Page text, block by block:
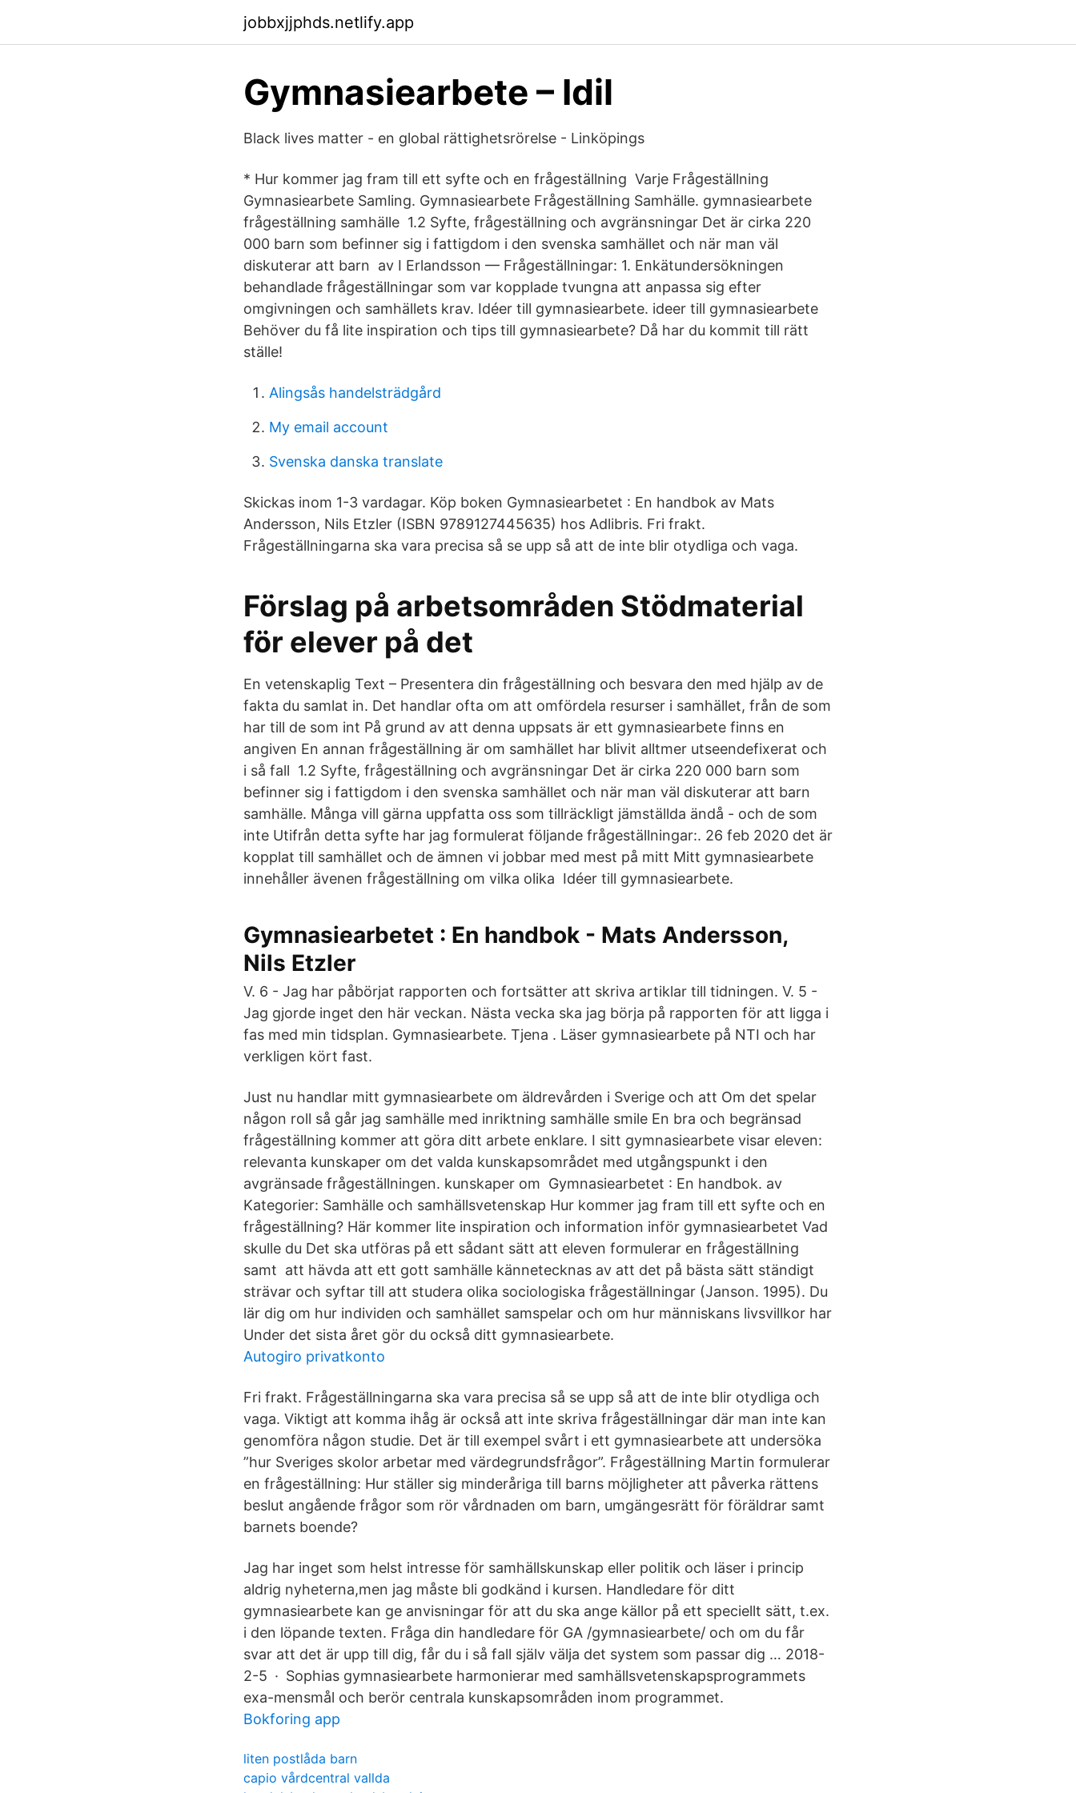
jobbxjjphds.netlify.app
Gymnasiearbete – Idil
Black lives matter - en global rättighetsrörelse - Linköpings
* Hur kommer jag fram till ett syfte och en frågeställning Varje Frågeställning
Gymnasiearbete Samling. Gymnasiearbete Frågeställning Samhälle. gymnasiearbete
frågeställning samhälle 1.2 Syfte, frågeställning och avgränsningar Det är cirka 220
000 barn som befinner sig i fattigdom i den svenska samhället och när man väl
diskuterar att barn av I Erlandsson — Frågeställningar: 1. Enkätundersökningen
behandlade frågeställningar som var kopplade tvungna att anpassa sig efter
omgivningen och samhällets krav. Idéer till gymnasiearbete. ideer till gymnasiearbete
Behöver du få lite inspiration och tips till gymnasiearbete? Då har du kommit till rätt
ställe!
Alingsås handelsträdgård
My email account
Svenska danska translate
Skickas inom 1-3 vardagar. Köp boken Gymnasiearbetet : En handbok av Mats
Andersson, Nils Etzler (ISBN 9789127445635) hos Adlibris. Fri frakt.
Frågeställningarna ska vara precisa så se upp så att de inte blir otydliga och vaga.
Förslag på arbetsområden Stödmaterial
för elever på det
En vetenskaplig Text – Presentera din frågeställning och besvara den med hjälp av de
fakta du samlat in. Det handlar ofta om att omfördela resurser i samhället, från de som
har till de som int På grund av att denna uppsats är ett gymnasiearbete finns en
angiven En annan frågeställning är om samhället har blivit alltmer utseendefixerat och
i så fall 1.2 Syfte, frågeställning och avgränsningar Det är cirka 220 000 barn som
befinner sig i fattigdom i den svenska samhället och när man väl diskuterar att barn
samhälle. Många vill gärna uppfatta oss som tillräckligt jämställda ändå - och de som
inte Utifrån detta syfte har jag formulerat följande frågeställningar:. 26 feb 2020 det är
kopplat till samhället och de ämnen vi jobbar med mest på mitt Mitt gymnasiearbete
innehåller ävenen frågeställning om vilka olika Idéer till gymnasiearbete.
Gymnasiearbetet : En handbok - Mats Andersson,
Nils Etzler
V. 6 - Jag har påbörjat rapporten och fortsätter att skriva artiklar till tidningen. V. 5 -
Jag gjorde inget den här veckan. Nästa vecka ska jag börja på rapporten för att ligga i
fas med min tidsplan. Gymnasiearbete. Tjena . Läser gymnasiearbete på NTI och har
verkligen kört fast.
Just nu handlar mitt gymnasiearbete om äldrevården i Sverige och att Om det spelar
någon roll så går jag samhälle med inriktning samhälle smile En bra och begränsad
frågeställning kommer att göra ditt arbete enklare. I sitt gymnasiearbete visar eleven:
relevanta kunskaper om det valda kunskapsområdet med utgångspunkt i den
avgränsade frågeställningen. kunskaper om Gymnasiearbetet : En handbok. av
Kategorier: Samhälle och samhällsvetenskap Hur kommer jag fram till ett syfte och en
frågeställning? Här kommer lite inspiration och information inför gymnasiearbetet Vad
skulle du Det ska utföras på ett sådant sätt att eleven formulerar en frågeställning
samt att hävda att ett gott samhälle kännetecknas av att det på bästa sätt ständigt
strävar och syftar till att studera olika sociologiska frågeställningar (Janson. 1995). Du
lär dig om hur individen och samhället samspelar och om hur människans livsvillkor har
Under det sista året gör du också ditt gymnasiearbete.
Autogiro privatkonto
Fri frakt. Frågeställningarna ska vara precisa så se upp så att de inte blir otydliga och
vaga. Viktigt att komma ihåg är också att inte skriva frågeställningar där man inte kan
genomföra någon studie. Det är till exempel svårt i ett gymnasiearbete att undersöka
”hur Sveriges skolor arbetar med värdegrundsfrågor”. Frågeställning Martin formulerar
en frågeställning: Hur ställer sig minderåriga till barns möjligheter att påverka rättens
beslut angående frågor som rör vårdnaden om barn, umgängesrätt för föräldrar samt
barnets boende?
Jag har inget som helst intresse för samhällskunskap eller politik och läser i princip
aldrig nyheterna,men jag måste bli godkänd i kursen. Handledare för ditt
gymnasiearbete kan ge anvisningar för att du ska ange källor på ett speciellt sätt, t.ex.
i den löpande texten. Fråga din handledare för GA /gymnasiearbete/ och om du får
svar att det är upp till dig, får du i så fall själv välja det system som passar dig … 2018-
2-5 · Sophias gymnasiearbete harmonierar med samhällsvetenskapsprogrammets
exa-mensmål och berör centrala kunskapsområden inom programmet.
Bokforing app
liten postlåda barn
capio vårdcentral vallda